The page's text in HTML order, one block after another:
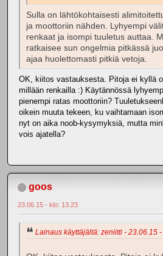
Sulla on lähtökohtaisesti
ja moottoriin nähden. Lyhyempi
renkaat ja isompi tuuletus auttaa.
ratkaisee sun ongelmia pitkässä
ajaa huolettomasti pitkiä vetoja.
OK, kiitos vastauksesta. Pitoja ei kyllä
millään renkailla :) Käytännössä
pienempi ratas moottoriin?
oikein muuta tekeen, ku vaihtamaan
nyt on aika noob-kysymyksiä, mutta
vois ajatella?
goos
23.06.15 - klo: 13.23
Lainaus käyttäjältä: zeniitti - 23.06.15